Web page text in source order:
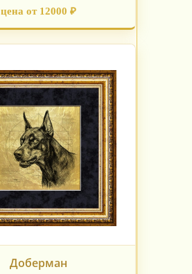
цена от 12000 ₽
Доберман